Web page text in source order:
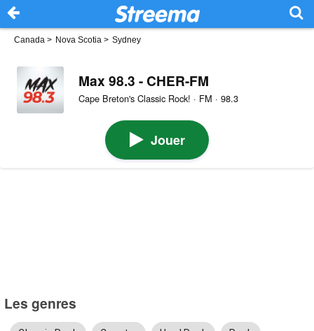
Canada > Nova Scotia > Sydney
Max 98.3 - CHER-FM
Cape Breton's Classic Rock! · FM · 98.3
Jouer
Les genres